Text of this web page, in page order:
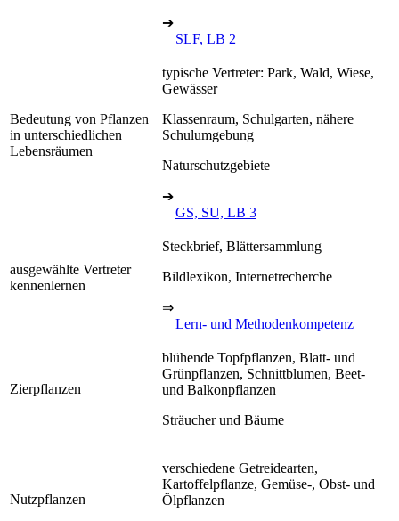
➔
SLF, LB 2
Bedeutung von Pflanzen
in unterschiedlichen
Lebensräumen
typische Vertreter: Park, Wald, Wiese,
Gewässer
Klassenraum, Schulgarten, nähere
Schulumgebung
Naturschutzgebiete
➔
GS, SU, LB 3
ausgewählte Vertreter
kennenlernen
Steckbrief, Blättersammlung
Bildlexikon, Internetrecherche
⇒
Lern- und Methodenkompetenz
Zierpflanzen
blühende Topfpflanzen, Blatt- und
Grünpflanzen, Schnittblumen, Beet-
und Balkonpflanzen
Sträucher und Bäume
Nutzpflanzen
verschiedene Getreidearten,
Kartoffelpflanze, Gemüse-, Obst- und
Ölpflanzen